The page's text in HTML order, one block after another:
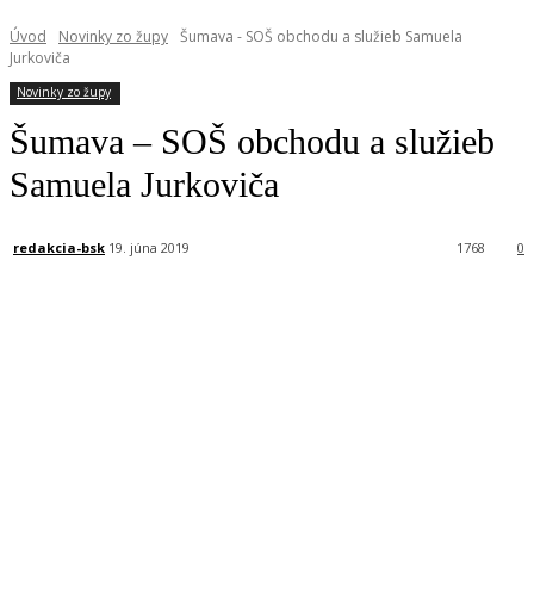
Úvod Novinky zo župy Šumava - SOŠ obchodu a služieb Samuela
Jurkoviča
Novinky zo župy
Šumava – SOŠ obchodu a služieb
Samuela Jurkoviča
redakcia-bsk 19. júna 2019 0
1768